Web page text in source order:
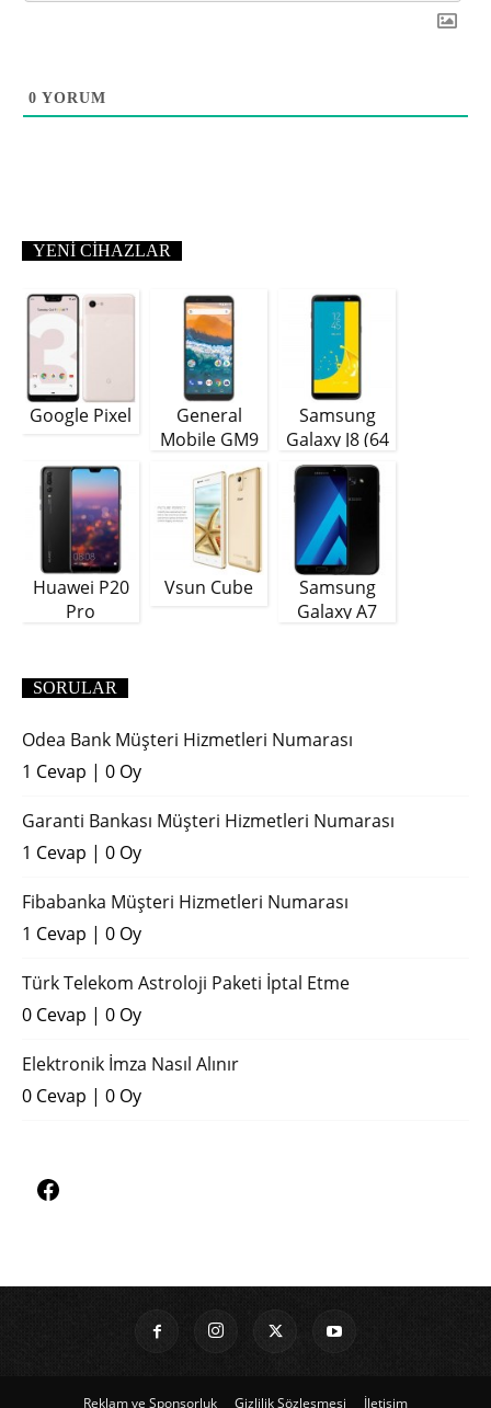
0 YORUM
YENI CIHAZLAR
Google Pixel
General
Mobile GM9
Samsung
Galaxy J8 (64
GB)
Huawei P20
Pro
Vsun Cube
Samsung
Galaxy A7
SORULAR
Odea Bank Müşteri Hizmetleri Numarası
1 Cevap | 0 Oy
Garanti Bankası Müşteri Hizmetleri Numarası
1 Cevap | 0 Oy
Fibabanka Müşteri Hizmetleri Numarası
1 Cevap | 0 Oy
Türk Telekom Astroloji Paketi İptal Etme
0 Cevap | 0 Oy
Elektronik İmza Nasıl Alınır
0 Cevap | 0 Oy
Reklam ve Sponsorluk Gizlilik Sözleşmesi İletişim